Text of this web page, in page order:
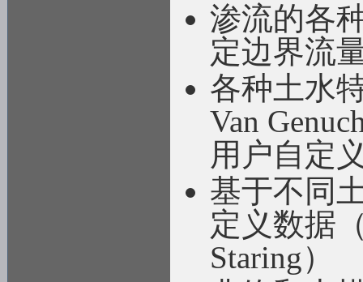
渗流的各
定边界流
各种土水
Van
用户自定
基于不同
定义数据
Staring）